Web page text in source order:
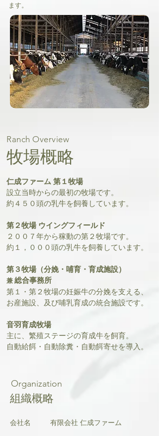
ます。
Ranch Overview
牧場概略
仁成ファーム 第１牧場
設立当時からの最初の牧場です。
約４５０頭の乳牛を飼養しています。
第２牧場 ウイングフィールド
２００７年から稼動の第２牧場です。
約１，０００頭の乳牛を飼養しています。
第３牧場（分娩・哺育・育成施設）
兼 総合事務所
第１・第２牧場の妊娠牛の分娩を支える、
お産施設、及び哺乳育成の統合施設です。
音羽育成牧場
主に、繁殖ステージの育成牛を飼育。
​自動給餌・自動除糞・自動餌寄せを導入。
Organization
組織概略
会社名
​有限会社 仁成ファーム